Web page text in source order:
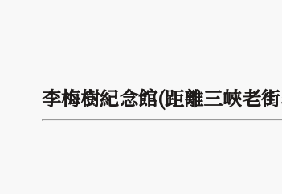
李梅樹紀念館(距離三峽老